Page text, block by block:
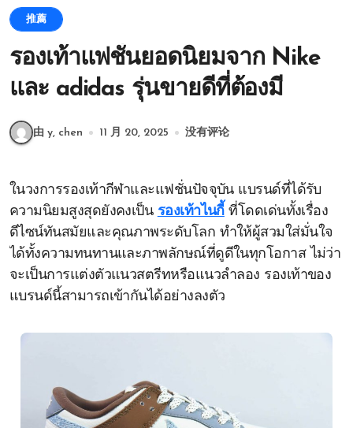
推薦
รองเท้าแฟชั่นยอดนิยมจาก Nike
และ adidas รุ่นขายดีที่ต้องมี
由 y, chen 11 月 20, 2025 没有评论
ในวงการรองเท้ากีฬาและแฟชั่นปัจจุบัน แบรนด์ที่ได้รับ
ความนิยมสูงสุดยังคงเป็น รองเท้าไนกี้ที่โดดเด่นทั้งเรื่อง
ดีไซน์ทันสมัยและคุณภาพระดับโลก ทำให้ผู้สวมใส่มั่นใจ
ได้ทั้งความทนทานและภาพลักษณ์ที่ดูดีในทุกโอกาส ไม่ว่า
จะเป็นการแต่งตัวแนวสตรีทหรือแนวลำลอง รองเท้าของ
แบรนด์นี้สามารถเข้ากันได้อย่างลงตัว